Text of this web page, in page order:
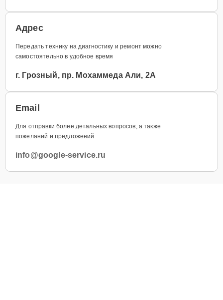
Адрес
Передать технику на диагностику и ремонт можно
самостоятельно в удобное время
г. Грозный, пр. Мохаммеда Али, 2А
Email
Для отправки более детальных вопросов, а также
пожеланий и предложений
info@google-service.ru